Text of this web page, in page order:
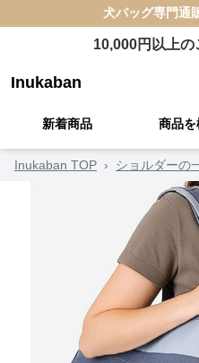
犬バッグ専門通
10,000円以上の
Inukaban
新着商品 商品を
Inukaban TOP › ショルダーの